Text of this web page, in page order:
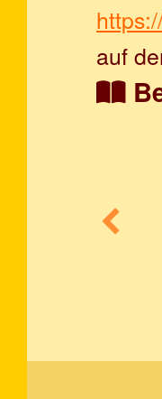
auf
Zurück zur Hauptnavigation springen